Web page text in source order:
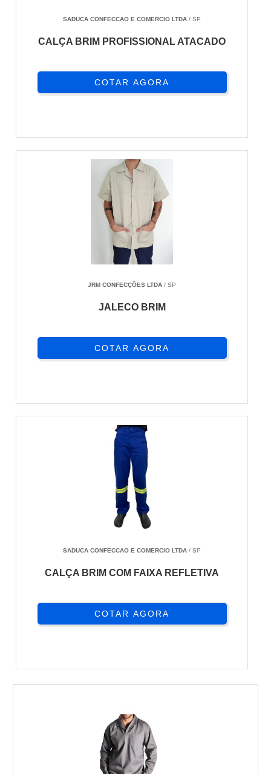
SADUCA CONFECCAO E COMERCIO LTDA / SP
CALÇA BRIM PROFISSIONAL ATACADO
COTAR AGORA
JRM CONFECÇÕES LTDA / SP
JALECO BRIM
COTAR AGORA
SADUCA CONFECCAO E COMERCIO LTDA / SP
CALÇA BRIM COM FAIXA REFLETIVA
COTAR AGORA